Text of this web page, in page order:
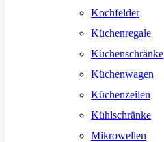
Kochfelder
Küchenregale
Küchenschränke
Küchenwagen
Küchenzeilen
Kühlschränke
Mikrowellen